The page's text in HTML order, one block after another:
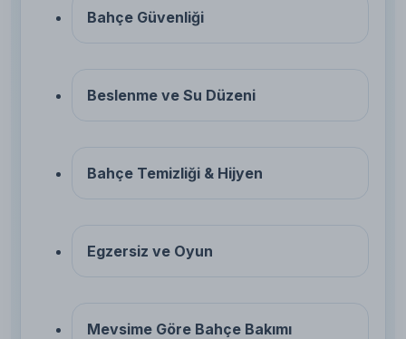
Bahçe Güvenliği
Beslenme ve Su Düzeni
Bahçe Temizliği & Hijyen
Egzersiz ve Oyun
Mevsime Göre Bahçe Bakımı